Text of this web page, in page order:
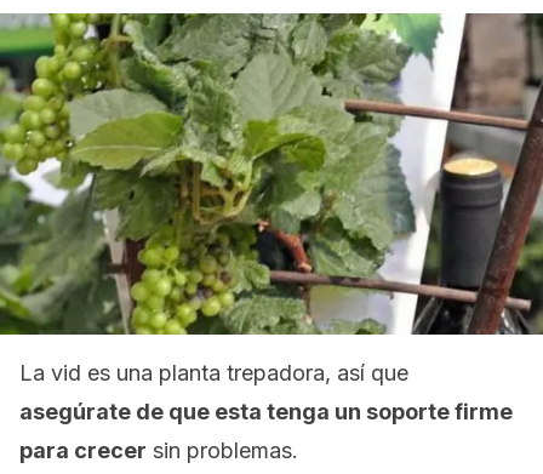
La vid es una planta trepadora, así que
asegúrate de que esta tenga un soporte firme
para crecer sin problemas.